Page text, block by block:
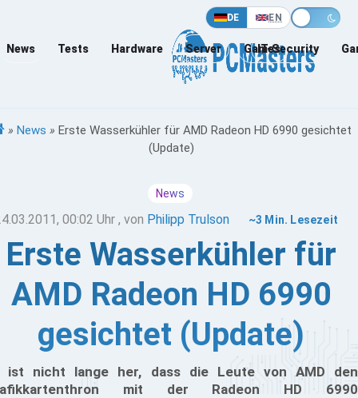
DE EN
News Tests Hardware Server Games
IT-Security
» News » Erste Wasserkühler für AMD Radeon HD 6990 gesichtet
(Update)
News
00:02 Uhr , von Philipp Trulson ~3 Min. Lesezeit
Erste Wasserkühler für
AMD Radeon HD 6990
gesichtet (Update)
ist nicht lange her, dass die Leute von AMD den
mit der Radeon HD 6990